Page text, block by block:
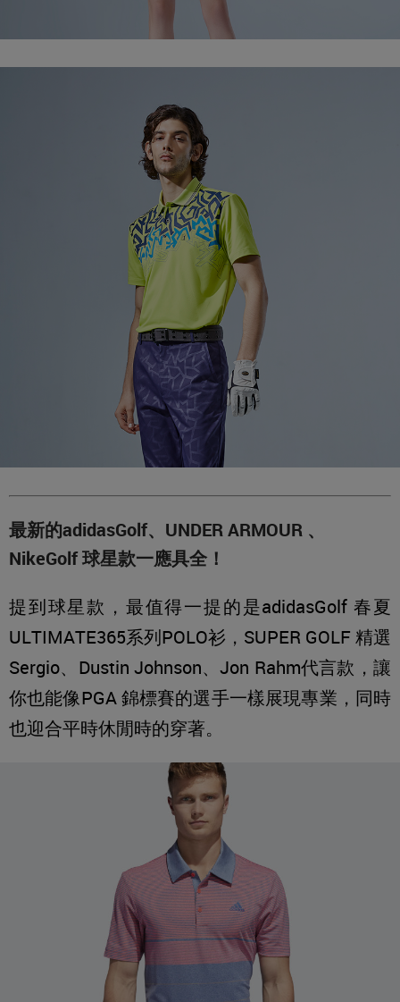
最新的adidasGolf、UNDER ARMOUR 、
NikeGolf 球星款一應具全！
提到球星款，最值得一提的是adidasGolf 春夏
ULTIMATE365系列POLO衫，SUPER GOLF 精選
Sergio、Dustin Johnson、Jon Rahm代言款，讓
你也能像PGA 錦標賽的選手一樣展現專業，同時
也迎合平時休閒時的穿著。